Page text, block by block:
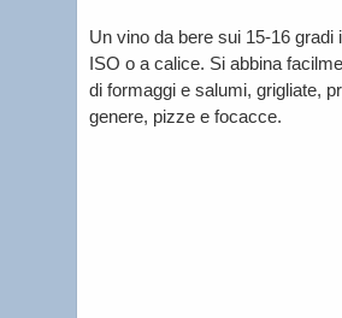
Un vino da bere sui 15-16 gradi
ISO o a calice. Si abbina
di formaggi e salumi, grigliate,
genere, pizze e focacce.